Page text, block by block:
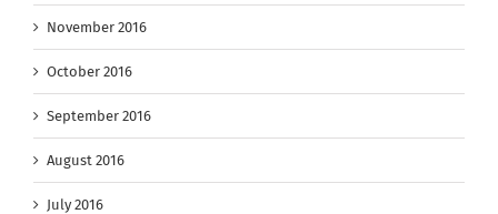
November 2016
October 2016
September 2016
August 2016
July 2016